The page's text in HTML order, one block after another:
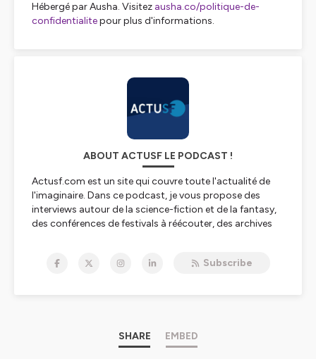
Hébergé par Ausha. Visitez ausha.co/politique-de-
confidentialitepour plus d'informations.
ABOUT ACTUSF LE PODCAST !
Actusf.com est un site qui couvre toute l'actualité de
l'imaginaire. Dans ce podcast, je vous propose des
interviews autour de la science-fiction et de la fantasy,
des conférences de festivals à réécouter, des archives
Bellagamba !
Le podcast Actusf, c'est un podcast qui se veut vivant
et positif, pour toutes les science fiction et les fantasy,
Subscribe
SHARE EMBED